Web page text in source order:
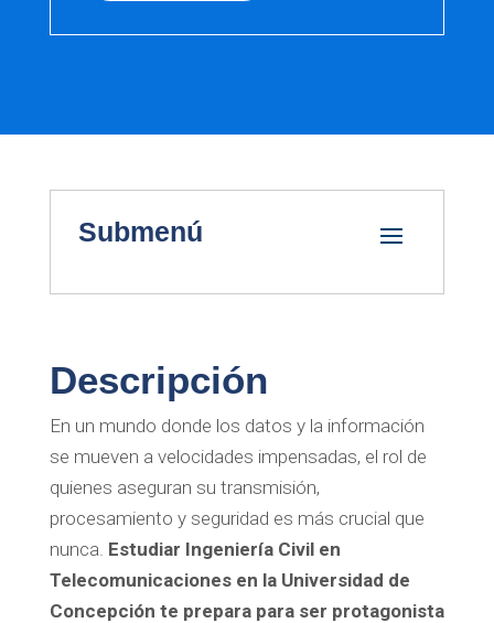
Submenú
Descripción
En un mundo donde los datos y la información
se mueven a velocidades impensadas, el rol de
quienes aseguran su transmisión,
procesamiento y seguridad es más crucial que
nunca. Estudiar Ingeniería Civil en
Telecomunicaciones en la Universidad de
Concepción te prepara para ser protagonista